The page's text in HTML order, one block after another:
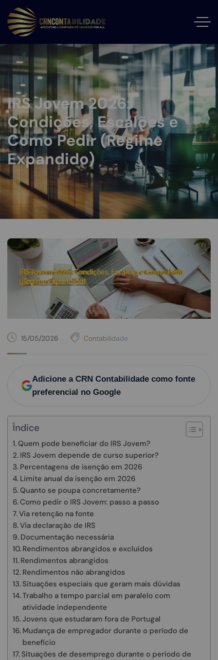
IRS Jovem 2026:
Condições, Escalões e
Como Pedir (Regime
Expandido)
15/05/2026 Contabilidade
Adicione a CRN Contabilidade como fonte
preferencial no Google
Índice
Quem pode beneficiar do IRS Jovem?
IRS Jovem depende de curso superior?
Percentagens de isenção em 2026
Limite anual da isenção em 2026
Quanto se poupa concretamente?
Como pedir o IRS Jovem: passo a passo
Via retenção na fonte
Via declaração de IRS
Documentação necessária
Rendimentos abrangidos e excluídos
Rendimentos abrangidos
Rendimentos não abrangidos
Situações especiais que geram mais dúvidas
Trabalho a tempo parcial em paralelo com
atividade independente
Jovens que estudaram fora de Portugal
Mudança de empregador durante o período de
benefício
Situações de desemprego durante o período de